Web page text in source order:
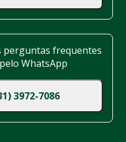
perguntas frequentes
WhatsApp
3972-7086